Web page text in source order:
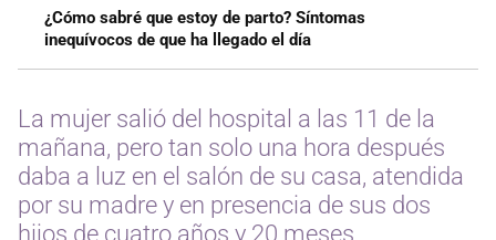
¿Cómo sabré que estoy de parto? Síntomas
inequívocos de que ha llegado el día
La mujer salió del hospital a las 11 de la
mañana, pero tan solo una hora después
daba a luz en el salón de su casa, atendida
por su madre y en presencia de sus dos
hijos de cuatro años y 20 meses.